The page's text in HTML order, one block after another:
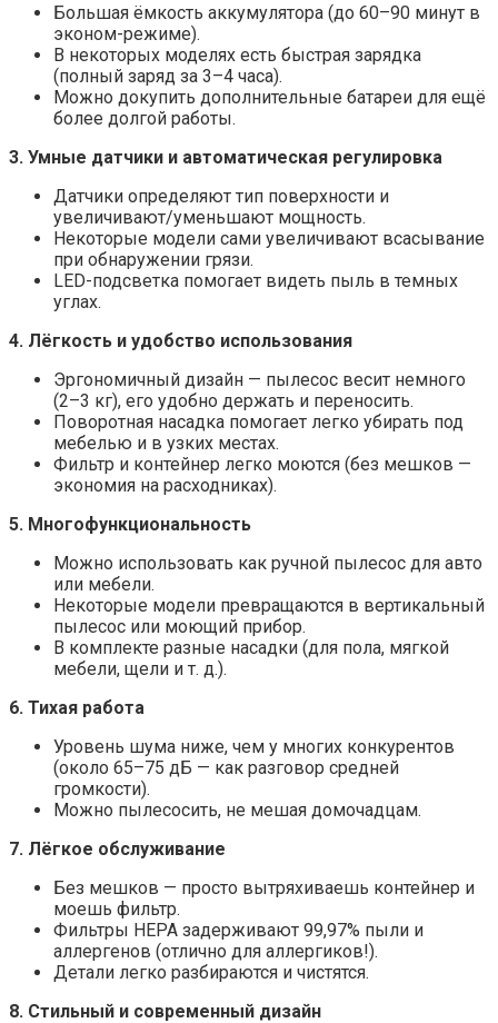
Большая ёмкость аккумулятора (до 60–90 минут в
эконом-режиме).
В некоторых моделях есть быстрая зарядка
(полный заряд за 3–4 часа).
Можно докупить дополнительные батареи для ещё
более долгой работы.
3. Умные датчики и автоматическая регулировка
Датчики определяют тип поверхности и
увеличивают/уменьшают мощность.
Некоторые модели сами увеличивают всасывание
при обнаружении грязи.
LED-подсветка помогает видеть пыль в темных
углах.
4. Лёгкость и удобство использования
Эргономичный дизайн — пылесос весит немного
(2–3 кг), его удобно держать и переносить.
Поворотная насадка помогает легко убирать под
мебелью и в узких местах.
Фильтр и контейнер легко моются (без мешков —
экономия на расходниках).
5. Многофункциональность
Можно использовать как ручной пылесос для авто
или мебели.
Некоторые модели превращаются в вертикальный
пылесос или моющий прибор.
В комплекте разные насадки (для пола, мягкой
мебели, щели и т. д.).
6. Тихая работа
Уровень шума ниже, чем у многих конкурентов
(около 65–75 дБ — как разговор средней
громкости).
Можно пылесосить, не мешая домочадцам.
7. Лёгкое обслуживание
Без мешков — просто вытряхиваешь контейнер и
моешь фильтр.
Фильтры HEPA задерживают 99,97% пыли и
аллергенов (отлично для аллергиков!).
Детали легко разбираются и чистятся.
8. Стильный и современный дизайн